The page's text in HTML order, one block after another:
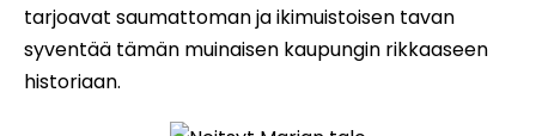
tarjoavat saumattoman ja ikimuistoisen tavan
syventää tämän muinaisen kaupungin rikkaaseen
historiaan.